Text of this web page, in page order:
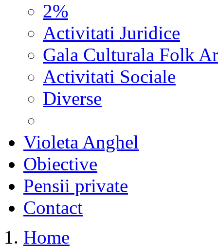
2%
Activitati Juridice
Gala Culturala Folk
Activitati Sociale
Diverse
Violeta Anghel
Obiective
Pensii private
Contact
Home